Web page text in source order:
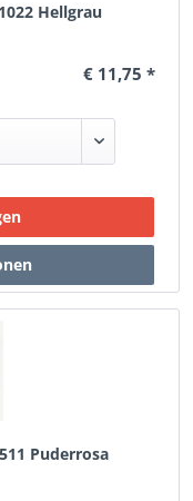
Hellgrau
€ 11,75 *
Puderrosa